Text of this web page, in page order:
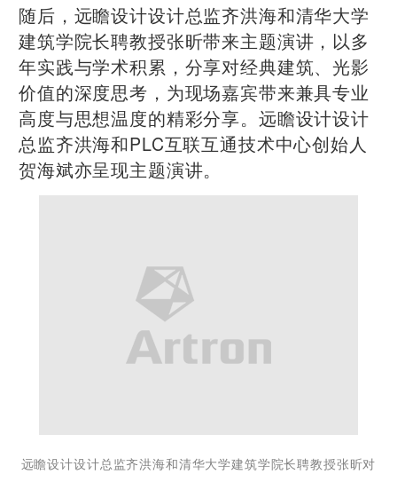
随后，远瞻设计设计总监齐洪海和清华大学
建筑学院长聘教授张昕带来主题演讲，以多
年实践与学术积累，分享对经典建筑、光影
价值的深度思考，为现场嘉宾带来兼具专业
高度与思想温度的精彩分享。远瞻设计设计
总监齐洪海和PLC互联互通技术中心创始人
贺海斌亦呈现主题演讲。
远瞻设计设计总监齐洪海和清华大学建筑学院长聘教授张昕对